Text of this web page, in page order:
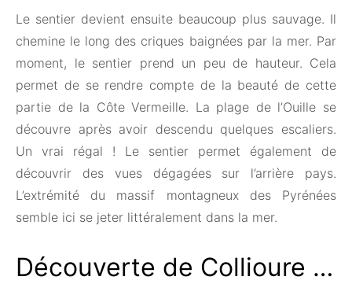
Le sentier devient ensuite beaucoup plus sauvage. Il
chemine le long des criques baignées par la mer. Par
moment, le sentier prend un peu de hauteur. Cela
permet de se rendre compte de la beauté de cette
partie de la Côte Vermeille. La plage de l’Ouille se
découvre après avoir descendu quelques escaliers.
Un vrai régal ! Le sentier permet également de
découvrir des vues dégagées sur l’arrière pays.
L’extrémité du massif montagneux des Pyrénées
semble ici se jeter littéralement dans la mer.
Découverte de Collioure …